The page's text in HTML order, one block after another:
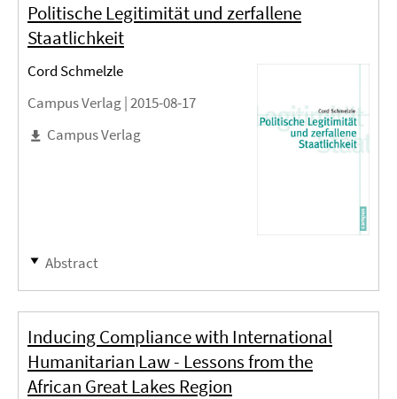
Politische Legitimität und zerfallene
Staatlichkeit
Cord Schmelzle
Campus Verlag |2015-08-17
Campus Verlag
Abstract
Inducing Compliance with International
Humanitarian Law - Lessons from the
African Great Lakes Region